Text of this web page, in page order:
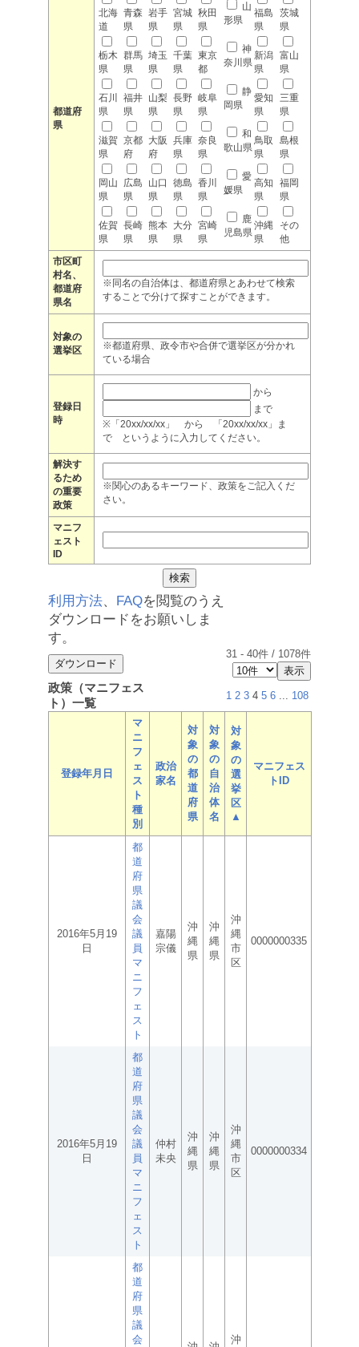
都道府
県
北海
道
青森
県
岩手
県
宮城
県
秋田
県
山
形県
福島
県
茨城
県
栃木
県
群馬
県
埼玉
県
千葉
県
東京
都
神
奈川県
新潟
県
富山
県
石川
県
福井
県
山梨
県
長野
県
岐阜
県
静
岡県
愛知
県
三重
県
滋賀
県
京都
府
大阪
府
兵庫
県
奈良
県
和
歌山県
鳥取
県
島根
県
岡山
県
広島
県
山口
県
徳島
県
香川
県
愛
媛県
高知
県
福岡
県
佐賀
県
長崎
県
熊本
県
大分
県
宮崎
県
鹿
児島県
沖縄
県
その
他
市区町
村名、
都道府
県名
※同名の自治体は、都道府県とあわせて検索
することで分けて探すことができます。
対象の
選挙区
※都道府県、政令市や合併で選挙区が分かれ
ている場合
登録日
時
から
まで
※「20xx/xx/xx」 から 「20xx/xx/xx」ま
で というように入力してください。
解決す
るため
の重要
政策
※関心のあるキーワード、政策をご記入くだ
さい。
マニフ
ェスト
ID
利用方法、 FAQを閲覧のうえ
ダウンロードをお願いしま
す。
31 - 40件 / 1078件
政策（マニフェス
ト）一覧
1 2 3 4 5 6 ... 108
登録年月日
マ
ニ
フ
ェ
ス
ト
種
別
政治
家名
対
象
の
都
道
府
県
対
象
の
自
治
体
名
対
象
の
選
挙
区
▲
マニフェス
トID
2016年5月19
日
都
道
府
県
議
会
議
員
マ
ニ
フ
ェ
ス
ト
嘉陽
宗儀
沖
縄
県
沖
縄
県
沖
縄
市
区
0000000335
2016年5月19
日
都
道
府
県
議
会
議
員
マ
ニ
フ
ェ
ス
ト
仲村
未央
沖
縄
県
沖
縄
県
沖
縄
市
区
0000000334
都
道
府
県
議
会
沖